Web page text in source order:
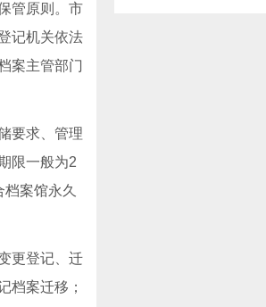
管原则。市
记机关依法
案主管部门
要求、管理
限一般为2
案馆永久
更登记、迁
档案迁移；